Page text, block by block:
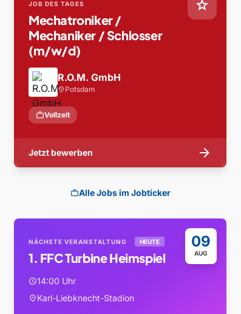
star
JOB DES TAGES
Mechatroniker /
Mechaniker / Schlosser
(m/w/d)
R.O.M. GmbH
location_on Potsdam
workVollzeit
Jetzt bewerben arrow_forward
workAlle Jobs im Jobticker
09
AUG
NÄCHSTE VERANSTALTUNG HEUTE
1. FFC Turbine Heimspiel
schedule14:00 Uhr
location_onKarl-Liebknecht-Stadion